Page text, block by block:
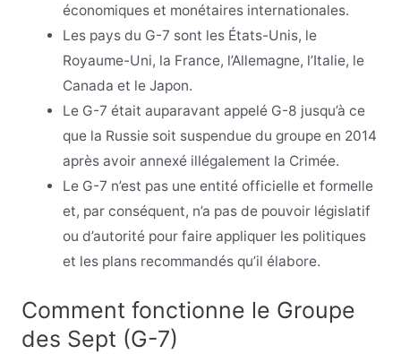
économiques et monétaires internationales.
Les pays du G-7 sont les États-Unis, le
Royaume-Uni, la France, l’Allemagne, l’Italie, le
Canada et le Japon.
Le G-7 était auparavant appelé G-8 jusqu’à ce
que la Russie soit suspendue du groupe en 2014
après avoir annexé illégalement la Crimée.
Le G-7 n’est pas une entité officielle et formelle
et, par conséquent, n’a pas de pouvoir législatif
ou d’autorité pour faire appliquer les politiques
et les plans recommandés qu’il élabore.
Comment fonctionne le Groupe
des Sept (G-7)